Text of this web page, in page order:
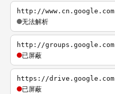
http://www.cn.google.com
无法解析
http://groups.google.com
已屏蔽
https://drive.google.com
已屏蔽